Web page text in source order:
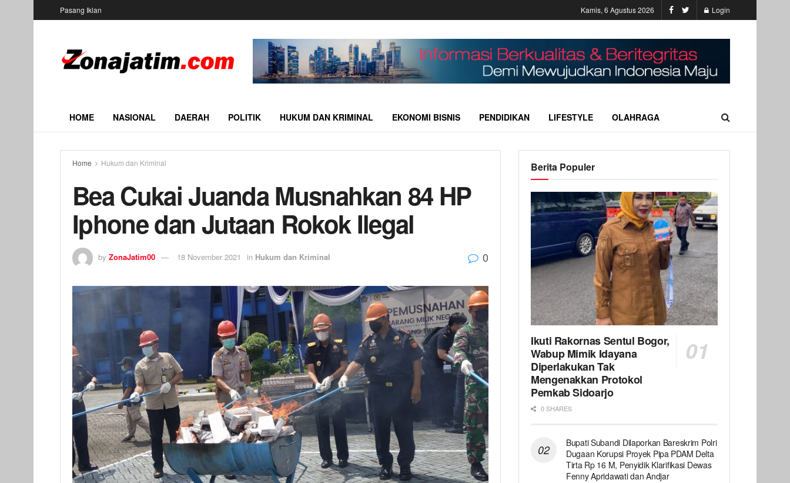
Pasang Iklan Kamis, 6 Agustus 2026 Login
HOME NASIONAL DAERAH POLITIK HUKUM DAN KRIMINAL EKONOMI BISNIS PENDIDIKAN LIFESTYLE OLAHRAGA
Home Hukum dan Kriminal
Bea Cukai Juanda Musnahkan 84 HP
Iphone dan Jutaan Rokok Ilegal
by ZonaJatim00 18 November 2021 in Hukum dan Kriminal 0
Berita Populer
Ikuti Rakornas Sentul Bogor,
Wabup Mimik Idayana
Diperlakukan Tak
Mengenakkan Protokol
Pemkab Sidoarjo
0 SHARES
Bupati Subandi Dilaporkan Bareskrim Polri
Dugaan Korupsi Proyek Pipa PDAM Delta
Tirta Rp 16 M, Penyidik Klarifikasi Dewas
Fenny Apridawati dan Andjar